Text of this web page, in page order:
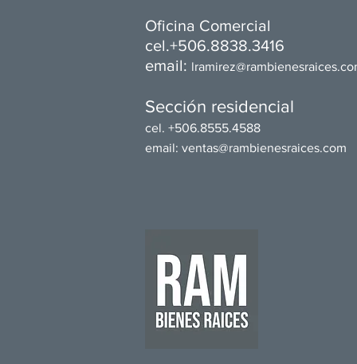
Oficina Comercial​
cel.+506.8838.3416
email: l
Sección residencial
cel. +506.8555.4588
email: ventas@rambienesraices.com